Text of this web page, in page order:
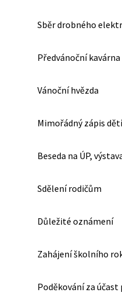
Sběr drobného
Předvánoční
Vánoční hvězda
Mimořádný zápis
Beseda na ÚP,
Sdělení rodičům
Důležité oznámení
Zahájení školního
Poděkování za